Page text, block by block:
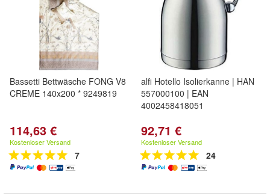
Bassetti Bettwäsche FONG V8
CREME 140x200 * 9249819
114,63 €
Kostenloser Versand
7
alfi Hotello Isolierkanne | HAN
557000100 | EAN
4002458418051
92,71 €
Kostenloser Versand
24